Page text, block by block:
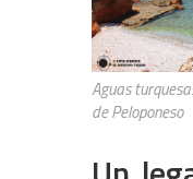
Aguas
de Peloponeso